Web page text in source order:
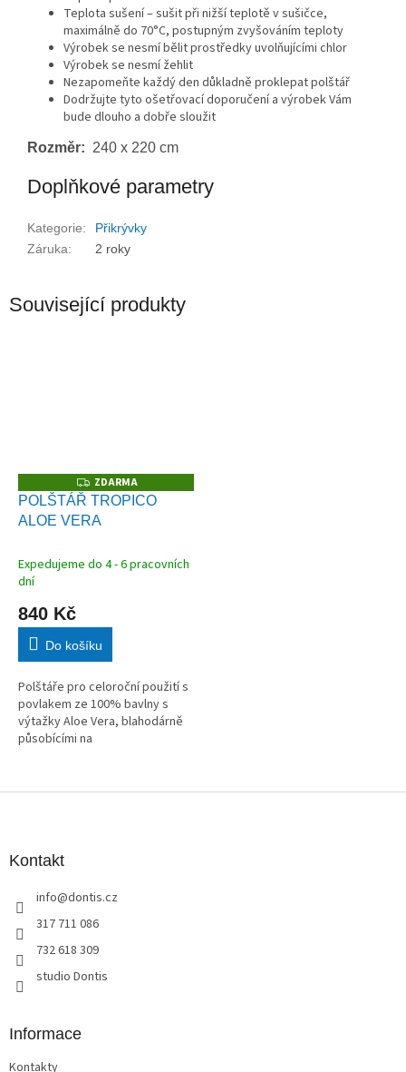
Teplota sušení – sušit při nižší teplotě v sušičce,
maximálně do 70°C, postupným zvyšováním teploty
Výrobek se nesmí bělit prostředky uvolňujícími chlor
Výrobek se nesmí žehlit
Nezapomeňte každý den důkladně proklepat polštář
Dodržujte tyto ošetřovací doporučení a výrobek Vám
bude dlouho a dobře sloužit
Rozměr: 240 x 220 cm
Doplňkové parametry
Kategorie:
Přikrývky
Záruka: 2 roky
Související produkty
Z
D
A
R
ZDARMA
POLŠTÁŘ TROPICO
ALOE VERA
Expedujeme do 4 - 6 pracovních
dní
840 Kč
Do košíku
Polštáře pro celoroční použití s
povlakem ze 100% bavlny s
výtažky Aloe Vera, blahodárně
působícími na
Kontakt
info@dontis.cz
317 711 086
732 618 309
studio Dontis
Informace
Kontakty